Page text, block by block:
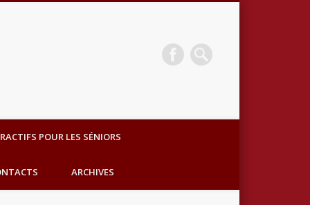
Casus
POUR LES SÉNIORS
ARCHIVES